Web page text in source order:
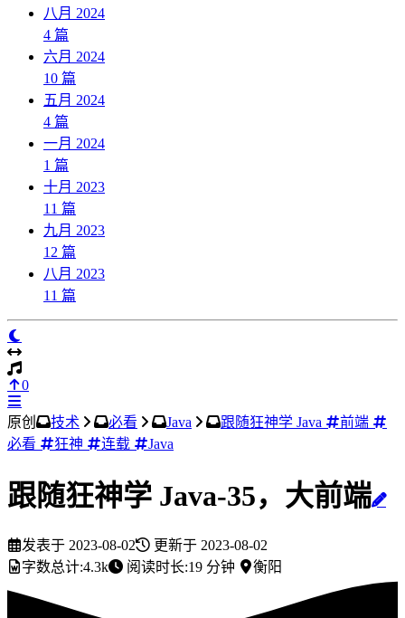
八月 2024
4 篇
六月 2024
10 篇
五月 2024
4 篇
一月 2024
1 篇
十月 2023
11 篇
九月 2023
12 篇
八月 2023
11 篇
0
原创 技术 必看 Java 跟随狂神学 Java
前端
必看
狂神 连载 Java
跟随狂神学 Java-35，大前端
发表于 2023-08-02 更新于 2023-08-02
字数总计:4.3k 阅读时长:19 分钟 衡阳